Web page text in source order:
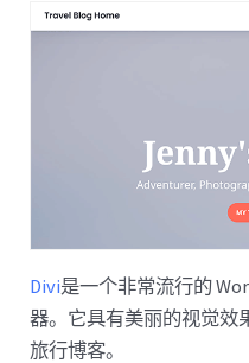
Divi是一个非常流行的
器。它具有美丽的视觉效
旅行博客。